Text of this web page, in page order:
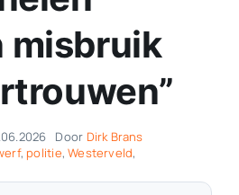
misbruik
Door Dirk Brans
, politie,Westerveld,